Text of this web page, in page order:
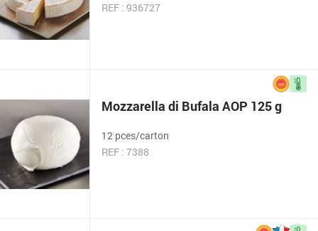
REF : 936727
Mozzarella di Bufala AOP 125 g
12 pces/carton
REF : 7388